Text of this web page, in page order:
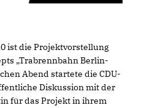
ist die Projektvorstellung
„Trabrennbahn Berlin-
Abend startete die CDU-
Diskussion mit der
für das Projekt in ihrem